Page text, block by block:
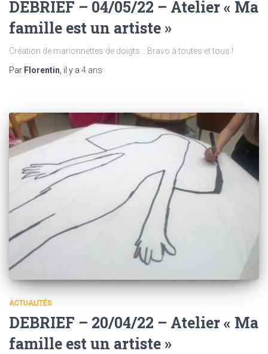
DEBRIEF – 04/05/22 – Atelier « Ma
famille est un artiste »
Création de marionnettes de doigts… Bravo à toutes et tous !
Par Florentin , il y a 4 ans
ACTUALITÉS
DEBRIEF – 20/04/22 – Atelier « Ma
famille est un artiste »